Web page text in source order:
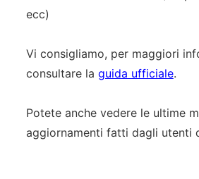
ecc)
Vi consigliamo, per maggiori
consultare la guida ufficiale.
Potete anche vedere le ultime
aggiornamenti fatti dagli utenti